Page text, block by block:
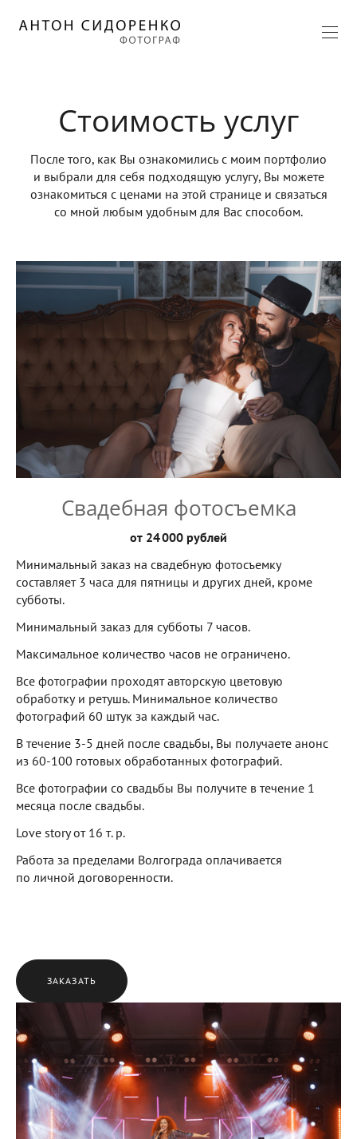
Стоимость услуг
После того, как Вы ознакомились с моим портфолио
и выбрали для себя подходящую услугу, Вы можете
ознакомиться с ценами на этой странице и связаться
со мной любым удобным для Вас способом.
Свадебная фотосъемка
от 24 000 рублей
Минимальный заказ на свадебную фотосъемку
составляет 3 часа для пятницы и других дней, кроме
субботы.
Минимальный заказ для субботы 7 часов.
Максимальное количество часов не ограничено.
Все фотографии проходят авторскую цветовую
обработку и ретушь. Минимальное количество
фотографий 60 штук за каждый час.
В течение 3-5 дней после свадьбы, Вы получаете анонс
из 60-100 готовых обработанных фотографий.
Все фотографии со свадьбы Вы получите в течение 1
месяца после свадьбы.
Love story от 16 т. р.
Работа за пределами Волгограда оплачивается
по личной договоренности.
ЗАКАЗАТЬ